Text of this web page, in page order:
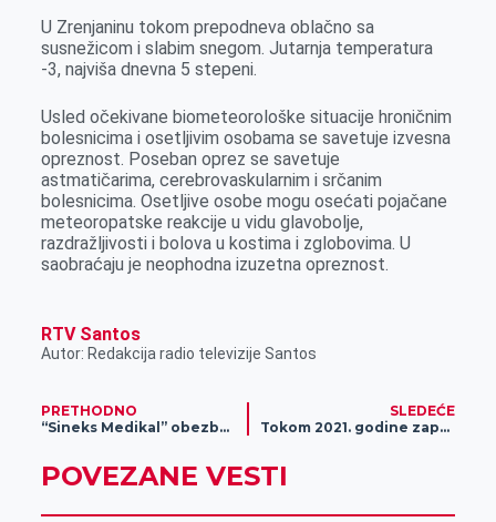
r
U Zrenjaninu tokom prepodneva oblačno sa
susnežicom i slabim snegom. Jutarnja temperatura
-3, najviša dnevna 5 stepeni.
Usled očekivane biometeorološke situacije hroničnim
bolesnicima i osetlјivim osobama se savetuje izvesna
opreznost. Poseban oprez se savetuje
astmatičarima, cerebrovaskularnim i srčanim
bolesnicima. Osetlјive osobe mogu osećati pojačane
meteoropatske reakcije u vidu glavobolјe,
razdražlјivosti i bolova u kostima i zglobovima. U
saobraćaju je neophodna izuzetna opreznost.
RTV Santos
Autor: Redakcija radio televizije Santos
PRETHODNO
“Sineks Medikal” obezbeđuje dezinfekciono sredstvo za polugodišnje potrebe vrtića
SLEDEĆE
Tokom 2021. godine zaposleno 58.000 radnika više nego 2020. godine
POVEZANE VESTI